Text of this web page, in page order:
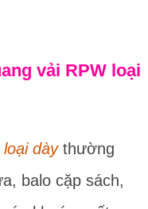
vải RPW loại
dàythường
balo cặp sách,